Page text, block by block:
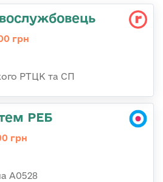
грн
РТЦК та СП
РЕБ
грн
А0528